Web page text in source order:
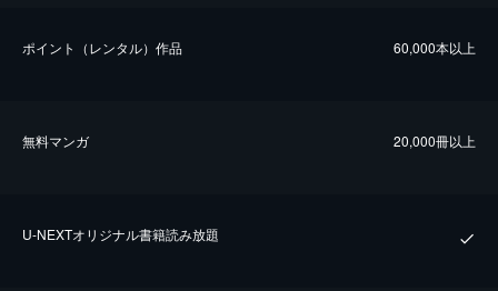
ポイント（レンタル）作品 60,000本以上
無料マンガ 20,000冊以上
U-NEXTオリジナル書籍読み放題